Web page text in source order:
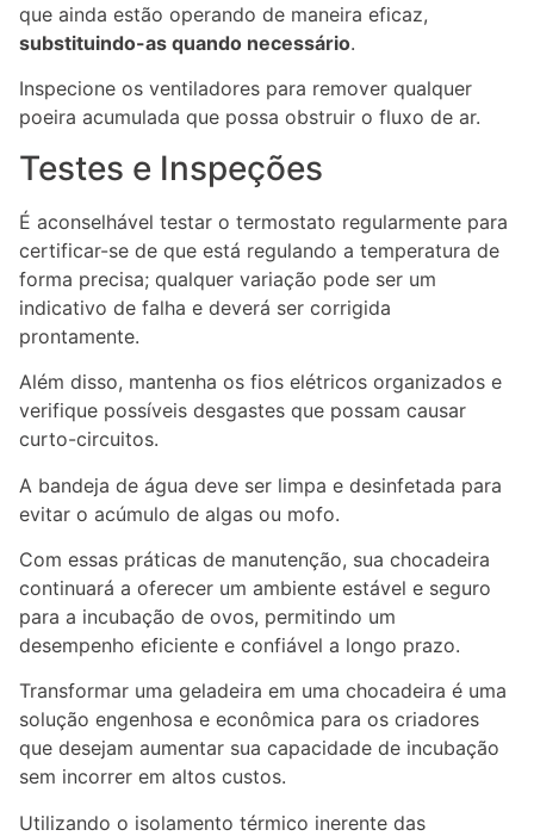
que ainda estão operando de maneira eficaz,
substituindo-as quando necessário.
Inspecione os ventiladores para remover qualquer
poeira acumulada que possa obstruir o fluxo de ar.
Testes e Inspeções
É aconselhável testar o termostato regularmente para
certificar-se de que está regulando a temperatura de
forma precisa; qualquer variação pode ser um
indicativo de falha e deverá ser corrigida
prontamente.
Além disso, mantenha os fios elétricos organizados e
verifique possíveis desgastes que possam causar
curto-circuitos.
A bandeja de água deve ser limpa e desinfetada para
evitar o acúmulo de algas ou mofo.
Com essas práticas de manutenção, sua chocadeira
continuará a oferecer um ambiente estável e seguro
para a incubação de ovos, permitindo um
desempenho eficiente e confiável a longo prazo.
Transformar uma geladeira em uma chocadeira é uma
solução engenhosa e econômica para os criadores
que desejam aumentar sua capacidade de incubação
sem incorrer em altos custos.
Utilizando o isolamento térmico inerente das